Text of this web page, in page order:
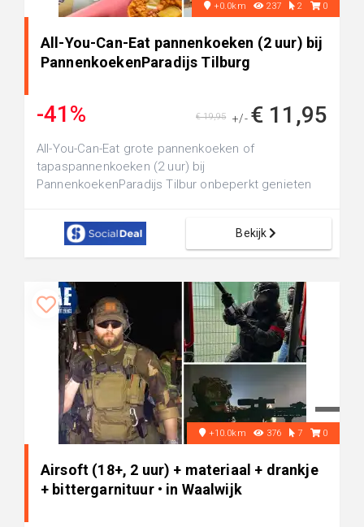
+0.0km 237 2 0
All-You-Can-Eat pannenkoeken (2 uur) bij
PannenkoekenParadijs Tilburg
-41% +/- € 11,95
€ 19,95
All-You-Can-Eat grote pannenkoeken of
tapaspannenkoeken (2 uur) bij
PannenkoekenParadijs Tilbur onbeperkt genieten
Bekijk
+10.0km 376 7 0
Airsoft (18+, 2 uur) + materiaal + drankje
+ bittergarnituur • in Waalwijk